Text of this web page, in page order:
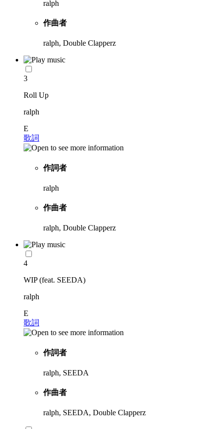
ralph
作曲者
ralph, Double Clapperz
3
Roll Up
ralph
E
歌詞
作詞者
ralph
作曲者
ralph, Double Clapperz
4
WIP (feat. SEEDA)
ralph
E
歌詞
作詞者
ralph, SEEDA
作曲者
ralph, SEEDA, Double Clapperz